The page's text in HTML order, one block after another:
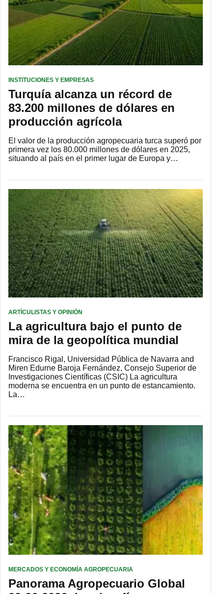
INSTITUCIONES Y EMPRESAS
Turquía alcanza un récord de
83.200 millones de dólares en
producción agrícola
El valor de la producción agropecuaria turca superó por
primera vez los 80.000 millones de dólares en 2025,
situando al país en el primer lugar de Europa y…
ARTÍCULISTAS Y OPINIÓN
La agricultura bajo el punto de
mira de la geopolítica mundial
Francisco Rigal, Universidad Pública de Navarra and
Miren Edurne Baroja Fernández, Consejo Superior de
Investigaciones Científicas (CSIC) La agricultura
moderna se encuentra en un punto de estancamiento.
La…
MERCADOS Y ECONOMÍA AGROPECUARIA
Panorama Agropecuario Global